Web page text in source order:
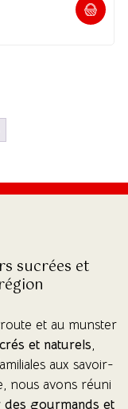
(1 avis)
sucrées et
et au munster
et naturels,
aux savoir-
nous avons réuni
des gourmands et